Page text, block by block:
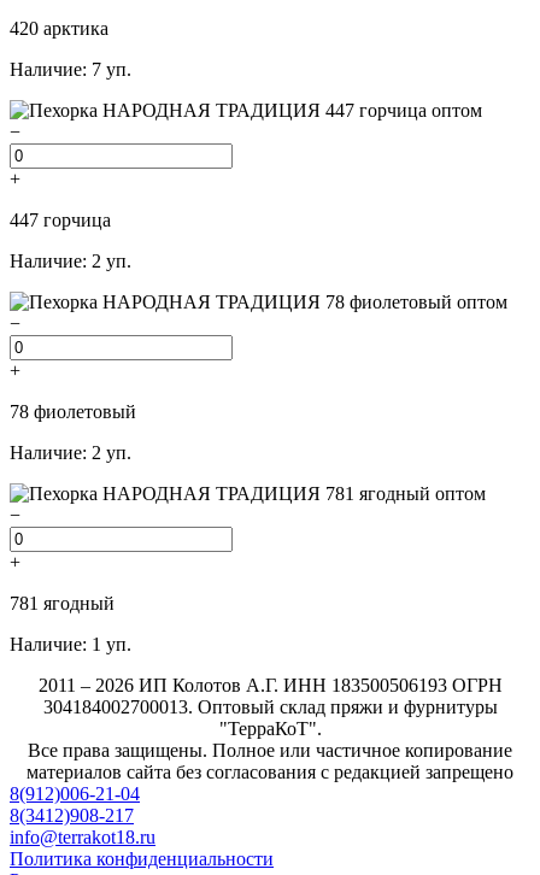
420 арктика
Наличие: 7 уп.
−
+
447 горчица
Наличие: 2 уп.
−
+
78 фиолетовый
Наличие: 2 уп.
−
+
781 ягодный
Наличие: 1 уп.
2011 – 2026 ИП Колотов А.Г. ИНН 183500506193 ОГРН
304184002700013. Оптовый склад пряжи и фурнитуры
"ТерраКоТ".
Все права защищены. Полное или частичное копирование
материалов сайта без согласования с редакцией запрещено
8(912)006-21-04
8(3412)908-217
info@terrakot18.ru
Политика конфиденциальности